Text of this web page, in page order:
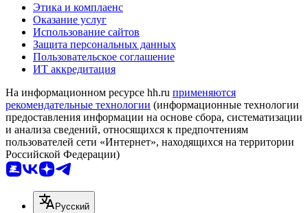
Этика и комплаенс
Оказание услуг
Использование сайтов
Защита персональных данных
Пользовательское соглашение
ИТ аккредитация
На информационном ресурсе hh.ru применяются
рекомендательные технологии (информационные технологии
предоставления информации на основе сбора, систематизации
и анализа сведений, относящихся к предпочтениям
пользователей сети «Интернет», находящихся на территории
Российской Федерации)
Русский